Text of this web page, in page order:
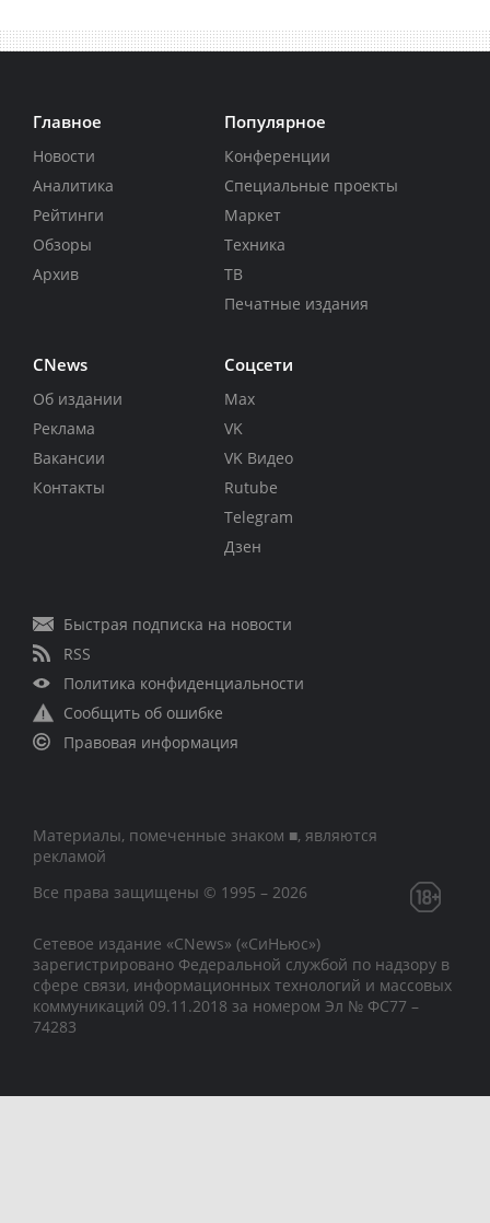
Главное
Новости
Аналитика
Рейтинги
Обзоры
Архив
Популярное
Конференции
Специальные проекты
Маркет
Техника
ТВ
Печатные издания
CNews
Об издании
Реклама
Вакансии
Контакты
Соцсети
Max
VK
VK Видео
Rutube
Telegram
Дзен
Быстрая подписка на новости
RSS
Политика конфиденциальности
Сообщить об ошибке
Правовая информация
Материалы, помеченные знаком ■, являются
рекламой
Все права защищены © 1995 – 2026
Сетевое издание «CNews» («СиНьюс»)
зарегистрировано Федеральной службой по надзору в
сфере связи, информационных технологий и массовых
коммуникаций 09.11.2018 за номером Эл № ФС77 –
74283